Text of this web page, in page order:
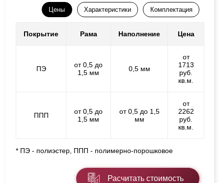
Цены Характеристики Комплектация
Покрытие Рама Наполнение Цена
ПЭ
от 0,5 до
1,5 мм
0,5 мм
от
1713
руб.
кв.м.
ППП
от 0,5 до
1,5 мм
от 0,5 до 1,5
мм
от
2262
руб.
кв.м.
* ПЭ - полиэстер, ППП - полимерно-порошковое
Расчитать стоимость